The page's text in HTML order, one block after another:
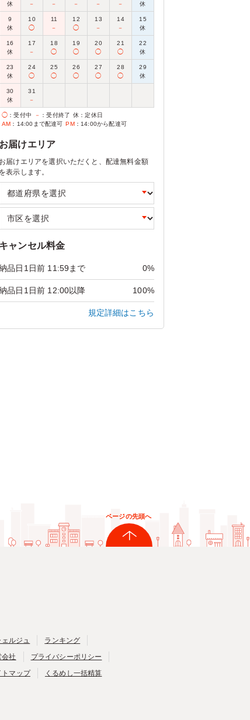
休
－
－
－
－
－
休
9
休
10
◯
11
－
12
◯
13
－
14
－
15
休
16
休
17
－
18
◯
19
◯
20
◯
21
◯
22
休
23
休
24
◯
25
◯
26
◯
27
◯
28
◯
29
休
30
休
31
－
◯ ：受付中 － ：受付終了 休 ：定休日
AM ：14:00まで配達可 PM：14:00から配達可
お届けエリア
お届けエリアを選択いただくと、配達無料金額
を表示します。
キャンセル料金
品日1日前 11:59まで 0%
品日1日前 12:00以降 100%
規定詳細はこちら
ページの先頭へ
ルジュ
ランキング
会社
プライバシーポリシー
トマップ くるめし一括精算